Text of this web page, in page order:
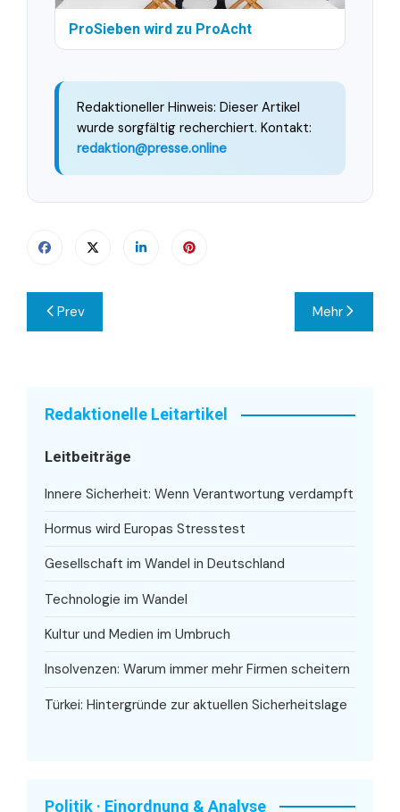
ProSieben wird zu ProAcht
Redaktioneller Hinweis: Dieser Artikel
wurde sorgfältig recherchiert. Kontakt:
redaktion@presse.online
Beitragsnavigation
Prev Mehr
Redaktionelle Leitartikel
Leitbeiträge
Innere Sicherheit: Wenn Verantwortung verdampft
Hormus wird Europas Stresstest
Gesellschaft im Wandel in Deutschland
Technologie im Wandel
Kultur und Medien im Umbruch
Insolvenzen: Warum immer mehr Firmen scheitern
Türkei: Hintergründe zur aktuellen Sicherheitslage
Politik · Einordnung & Analyse